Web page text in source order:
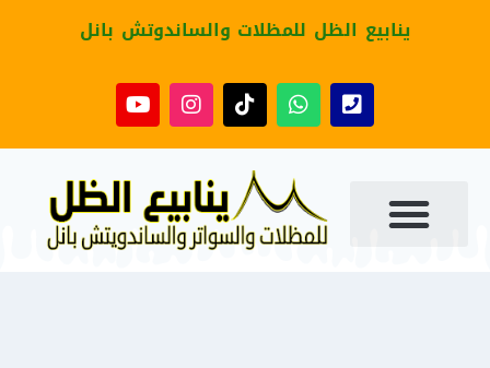
ينابيع الظل للمظلات والساندوتش بانل